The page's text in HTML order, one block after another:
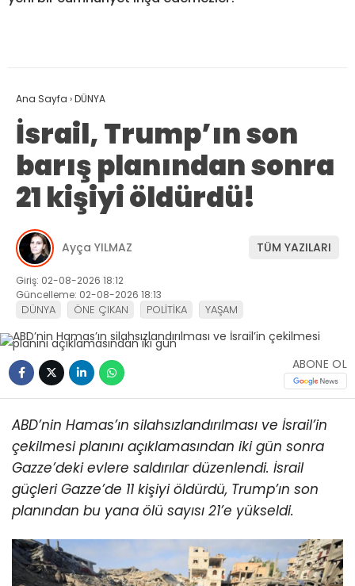
Ana Sayfa ›DÜNYA
İsrail, Trump’ın son
barış planından sonra
21 kişiyi öldürdü!
Ayça YILMAZ TÜM YAZILARI
Giriş: 02-08-2026 18:12
Güncelleme: 02-08-2026 18:13
DÜNYA ÖNE ÇIKAN POLİTİKA YAŞAM
ABONE OL
ABD’nin Hamas’ın silahsızlandırılması ve İsrail’in
çekilmesi planını açıklamasından iki gün sonra
Gazze’deki evlere saldırılar düzenlendi. İsrail
güçleri Gazze’de 11 kişiyi öldürdü, Trump’ın son
planından bu yana ölü sayısı 21’e yükseldi.